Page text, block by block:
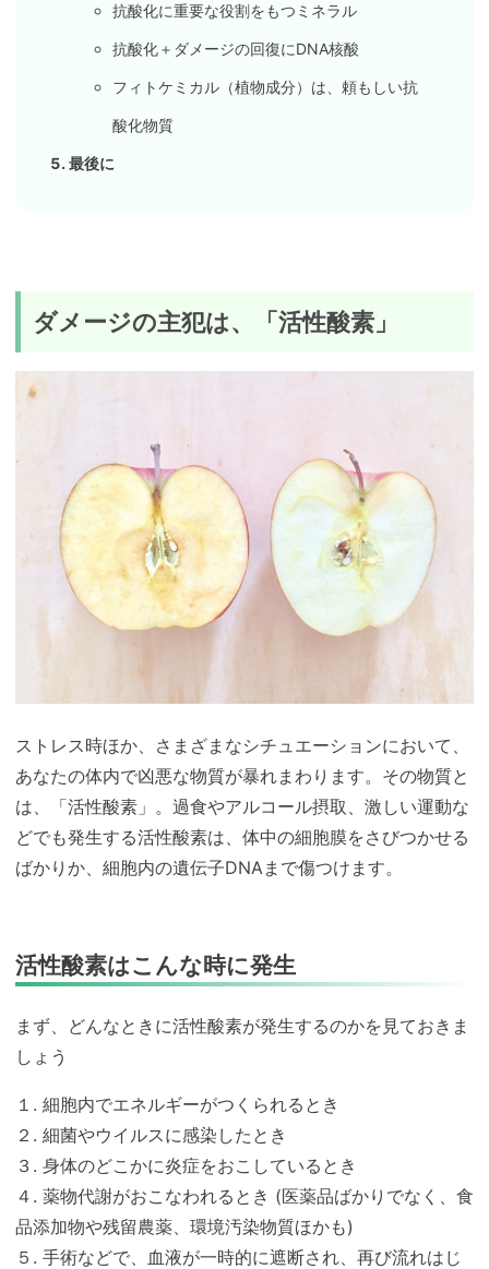
抗酸化に重要な役割をもつミネラル
抗酸化＋ダメージの回復にDNA核酸
フィトケミカル（植物成分）は、頼もしい抗
酸化物質
最後に
ダメージの主犯は、「活性酸素」
ストレス時ほか、さまざまなシチュエーションにおいて、
あなたの体内で凶悪な物質が暴れまわります。その物質と
は、「活性酸素」。過食やアルコール摂取、激しい運動な
どでも発生する活性酸素は、体中の細胞膜をさびつかせる
ばかりか、細胞内の遺伝子DNAまで傷つけます。
活性酸素はこんな時に発生
まず、どんなときに活性酸素が発生するのかを見ておきま
しょう
１. 細胞内でエネルギーがつくられるとき
２. 細菌やウイルスに感染したとき
３. 身体のどこかに炎症をおこしているとき
４. 薬物代謝がおこなわれるとき (医薬品ばかりでなく、食
品添加物や残留農薬、環境汚染物質ほかも)
５. 手術などで、血液が一時的に遮断され、再び流れはじ